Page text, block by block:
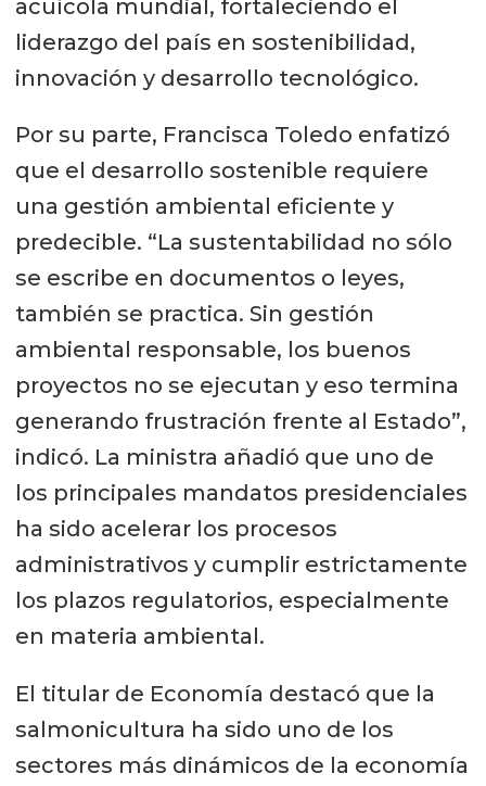
acuícola mundial, fortaleciendo el
liderazgo del país en sostenibilidad,
innovación y desarrollo tecnológico.
Por su parte, Francisca Toledo enfatizó
que el desarrollo sostenible requiere
una gestión ambiental eficiente y
predecible. “La sustentabilidad no sólo
se escribe en documentos o leyes,
también se practica. Sin gestión
ambiental responsable, los buenos
proyectos no se ejecutan y eso termina
generando frustración frente al Estado”,
indicó. La ministra añadió que uno de
los principales mandatos presidenciales
ha sido acelerar los procesos
administrativos y cumplir estrictamente
los plazos regulatorios, especialmente
en materia ambiental.
El titular de Economía destacó que la
salmonicultura ha sido uno de los
sectores más dinámicos de la economía